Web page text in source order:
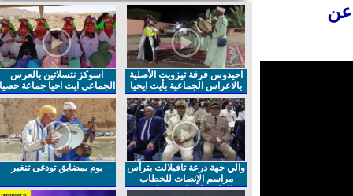
احيدوس فرقة تيزويت الأصلية
بالاعراس الجماعية بأيت ايحيا
اسوكز نتسلاتين بالعرس
الجماعي ايت احيا جماعة حصيا
والي جهة درعة تافيلالت يترأس
مراسم الإنصات للخطاب
الملكي السامي بمناسبة
يوم بمضايق تودغى تنغير